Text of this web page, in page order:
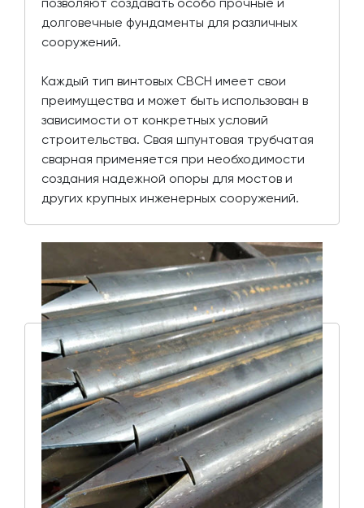
долговечные фундаменты для различных
сооружений.
Каждый тип винтовых СВСН имеет свои
преимущества и может быть использован в
зависимости от конкретных условий
строительства. Свая шпунтовая трубчатая
сварная применяется при необходимости
создания надежной опоры для мостов и
других крупных инженерных сооружений.